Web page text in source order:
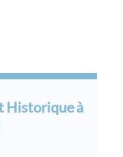
Historique à